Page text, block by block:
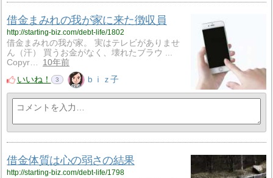
借金まみれの我が家に来た徴収員
http://starting-biz.com/debt-life/1802
借金まみれの我が家。 実はテレビがありませ
ん（汗） 買うお金がなく、壊れたブラウ ...
Copyr…
10年前
いいね！
3 ｂｉｚ子
借金体質は心の弱さの結果
http://starting-biz.com/debt-life/1798